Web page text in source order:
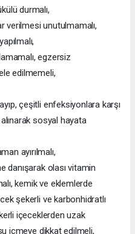
durmalı,
verilmesi unutulmamalı,
egzersiz
edilmemeli,
çeşitli enfeksiyonlara karşı
sosyal hayata
ayırılmalı,
danışarak olası vitamin
kemik ve eklemlerde
şekerli ve karbonhidratlı
içeceklerden uzak
içmeye dikkat edilmeli,